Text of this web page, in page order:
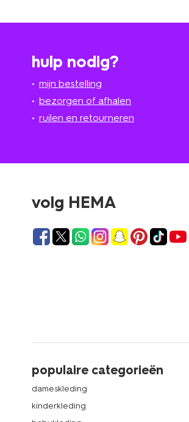
hulp nodig?
mijn bestelling
bezorgen of afhalen
ruilen en retourneren
volg HEMA
populaire categorieën
dameskleding
kinderkleding